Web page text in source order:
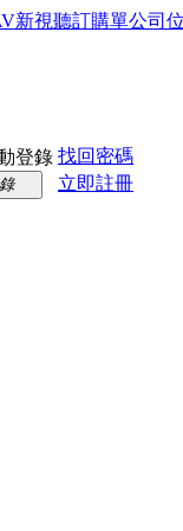
新視聽訂購單公司
登錄 找回密碼
立即註冊